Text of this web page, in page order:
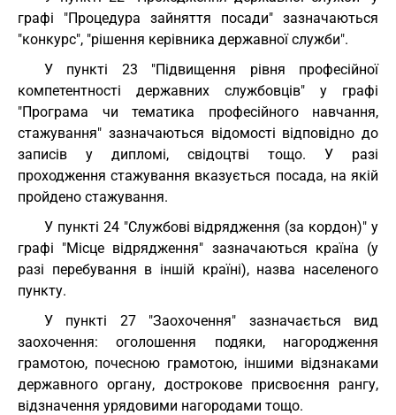
графі "Процедура зайняття посади" зазначаються
"конкурс", "рішення керівника державної служби".
У пункті 23 "Підвищення рівня професійної
компетентності державних службовців" у графі
"Програма чи тематика професійного навчання,
стажування" зазначаються відомості відповідно до
записів у дипломі, свідоцтві тощо. У разі
проходження стажування вказується посада, на якій
пройдено стажування.
У пункті 24 "Службові відрядження (за кордон)" у
графі "Місце відрядження" зазначаються країна (у
разі перебування в іншій країні), назва населеного
пункту.
У пункті 27 "Заохочення" зазначається вид
заохочення: оголошення подяки, нагородження
грамотою, почесною грамотою, іншими відзнаками
державного органу, дострокове присвоєння рангу,
відзначення урядовими нагородами тощо.